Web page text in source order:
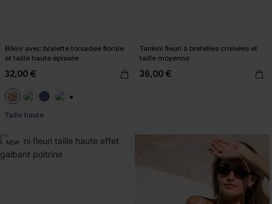
Bikini avec bralette torsadée florale
et taille haute épissée
32,00 €
Taille haute
Tankini fleuri à bretelles croisées et
taille moyenne
36,00 €
NEW